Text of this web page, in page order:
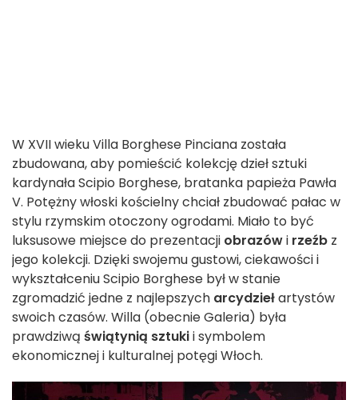
W XVII wieku Villa Borghese Pinciana została
zbudowana, aby pomieścić kolekcję dzieł sztuki
kardynała Scipio Borghese, bratanka papieża Pawła
V. Potężny włoski kościelny chciał zbudować pałac w
stylu rzymskim otoczony ogrodami. Miało to być
luksusowe miejsce do prezentacji obrazówi rzeźb z
jego kolekcji. Dzięki swojemu gustowi, ciekawości i
wykształceniu Scipio Borghese był w stanie
zgromadzić jedne z najlepszych arcydziełartystów
swoich czasów. Willa (obecnie Galeria) była
prawdziwą świątynią sztukii symbolem
ekonomicznej i kulturalnej potęgi Włoch.